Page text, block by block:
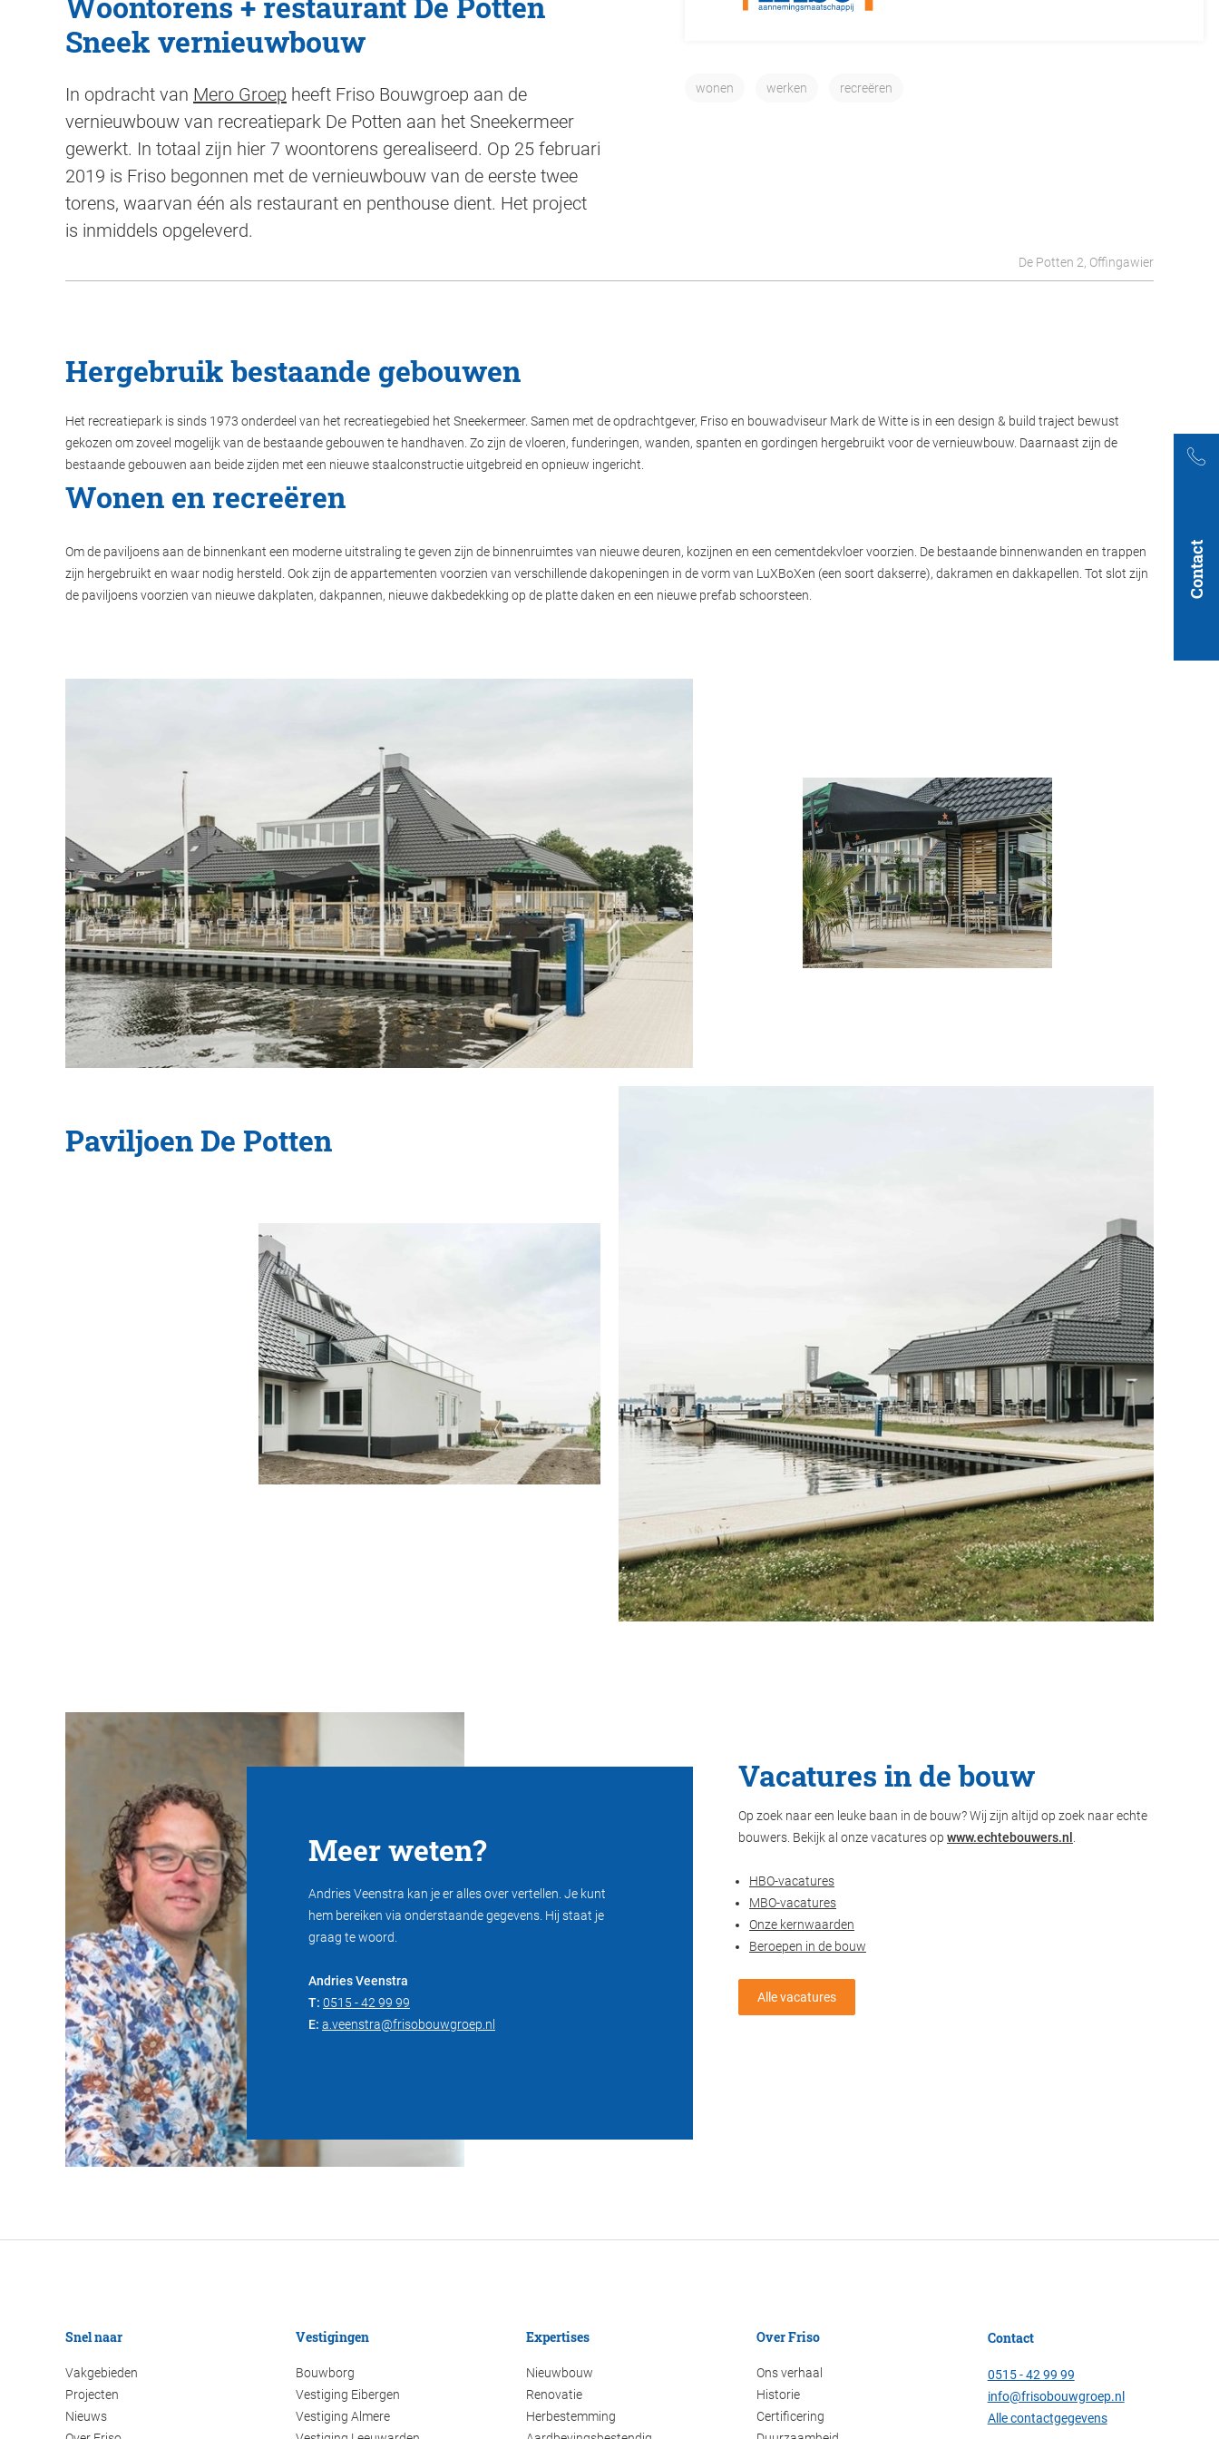
Contact
wonen werken recreëren
Sneek vernieuwbouw
In opdracht van Mero Groep heeft Friso Bouwgroep aan de
vernieuwbouw van recreatiepark De Potten aan het Sneekermeer
gewerkt. In totaal zijn hier 7 woontorens gerealiseerd. Op 25 februari
2019 is Friso begonnen met de vernieuwbouw van de eerste twee
torens, waarvan één als restaurant en penthouse dient. Het project
is inmiddels opgeleverd.
De Potten 2, Offingawier
Hergebruik bestaande gebouwen
Het recreatiepark is sinds 1973 onderdeel van het recreatiegebied het Sneekermeer. Samen met de opdrachtgever, Friso en bouwadviseur Mark de Witte is in een design & build traject bewust
gekozen om zoveel mogelijk van de bestaande gebouwen te handhaven. Zo zijn de vloeren, funderingen, wanden, spanten en gordingen hergebruikt voor de vernieuwbouw. Daarnaast zijn de
bestaande gebouwen aan beide zijden met een nieuwe staalconstructie uitgebreid en opnieuw ingericht.
Wonen en recreëren
Om de paviljoens aan de binnenkant een moderne uitstraling te geven zijn de binnenruimtes van nieuwe deuren, kozijnen en een cementdekvloer voorzien. De bestaande binnenwanden en trappen
zijn hergebruikt en waar nodig hersteld. Ook zijn de appartementen voorzien van verschillende dakopeningen in de vorm van LuXBoXen (een soort dakserre), dakramen en dakkapellen. Tot slot zijn
de paviljoens voorzien van nieuwe dakplaten, dakpannen, nieuwe dakbedekking op de platte daken en een nieuwe prefab schoorsteen.
Paviljoen De Potten
Meer weten?
Andries Veenstra kan je er alles over vertellen. Je kunt
hem bereiken via onderstaande gegevens. Hij staat je
graag te woord.
Andries Veenstra
T: 0515 - 42 99 99
E: a.veenstra@frisobouwgroep.nl
Vacatures in de bouw
Op zoek naar een leuke baan in de bouw? Wij zijn altijd op zoek naar echte
bouwers. Bekijk al onze vacatures op www.echtebouwers.nl
HBO-vacatures
MBO-vacatures
Onze kernwaarden
Beroepen in de bouw
Alle vacatures
Snel naar
Vakgebieden
Projecten
Nieuws
Vestigingen
Bouwborg
Vestiging Eibergen
Vestiging Almere
Expertises
Nieuwbouw
Renovatie
Herbestemming
Over Friso
Ons verhaal
Historie
Certificering
Contact
0515 - 42 99 99
info@frisobouwgroep.nl
Alle contactgegevens